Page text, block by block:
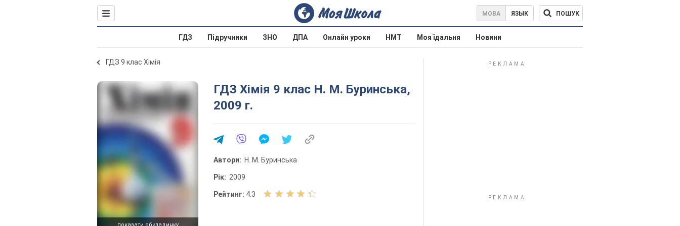
МОВА ЯЗЫК ПОШУК
ГДЗ Підручники ЗНО ДПА Онлайн уроки НМТ Моя їдальня Новини
ГДЗ 9 клас Хімія
ГДЗ Хімія 9 клас Н. М. Буринська,
2009 г.
Автори: Н. М. Буринська
Рік: 2009
Рейтинг: 4.3
О